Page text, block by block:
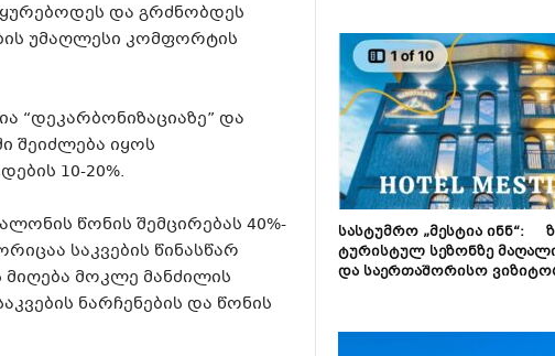
და გრძნობდეს
უმაღლესი კომფორტის
“დეკარბონიზაციაზე” და
შეიძლება იყოს
10-20%.
წონის შემცირებას 40%-
საკვების წინასწარ
მოკლე მანძილის
ნარჩენების და წონის
სასტუმრო „მესტია ინნ“:
ტურისტულ სეზონზე
და საერთაშორისო